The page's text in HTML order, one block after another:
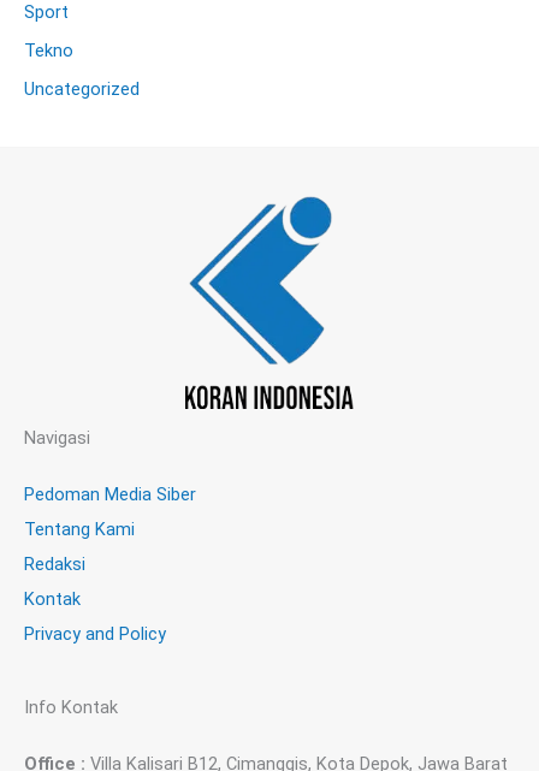
Sport
Tekno
Uncategorized
Navigasi
Pedoman Media Siber
Tentang Kami
Redaksi
Kontak
Privacy and Policy
Info Kontak
Office : Villa Kalisari B12, Cimanggis, Kota Depok, Jawa Barat